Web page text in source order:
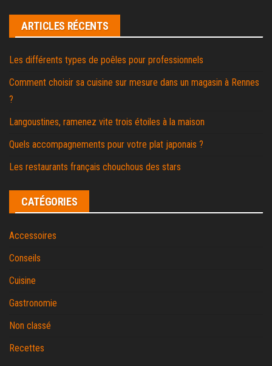
ARTICLES RÉCENTS
Les différents types de poêles pour professionnels
Comment choisir sa cuisine sur mesure dans un magasin à Rennes
?
Langoustines, ramenez vite trois étoiles à la maison
Quels accompagnements pour votre plat japonais ?
Les restaurants français chouchous des stars
CATÉGORIES
Accessoires
Conseils
Cuisine
Gastronomie
Non classé
Recettes